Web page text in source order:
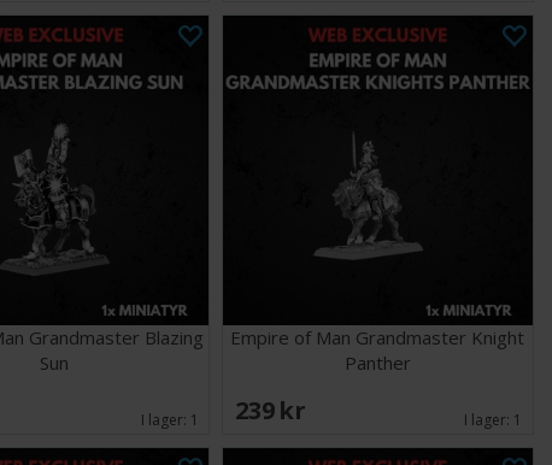
Grandmaster Blazing
Sun
I lager: 1
Empire of Man Grandmaster Knight
Panther
239 SEK I lager: 1